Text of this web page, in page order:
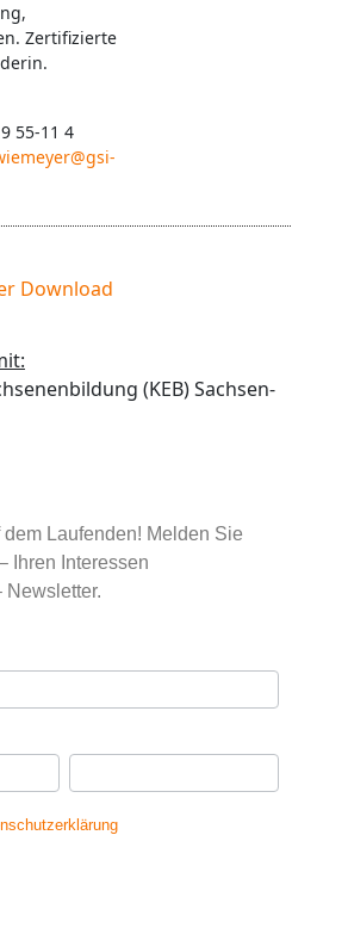
Zertifizierte
55-11 4
Download
(KEB) Sachsen-
Laufenden! Melden Sie
Ihren Interessen
Newsletter.
gelesen und erkläre